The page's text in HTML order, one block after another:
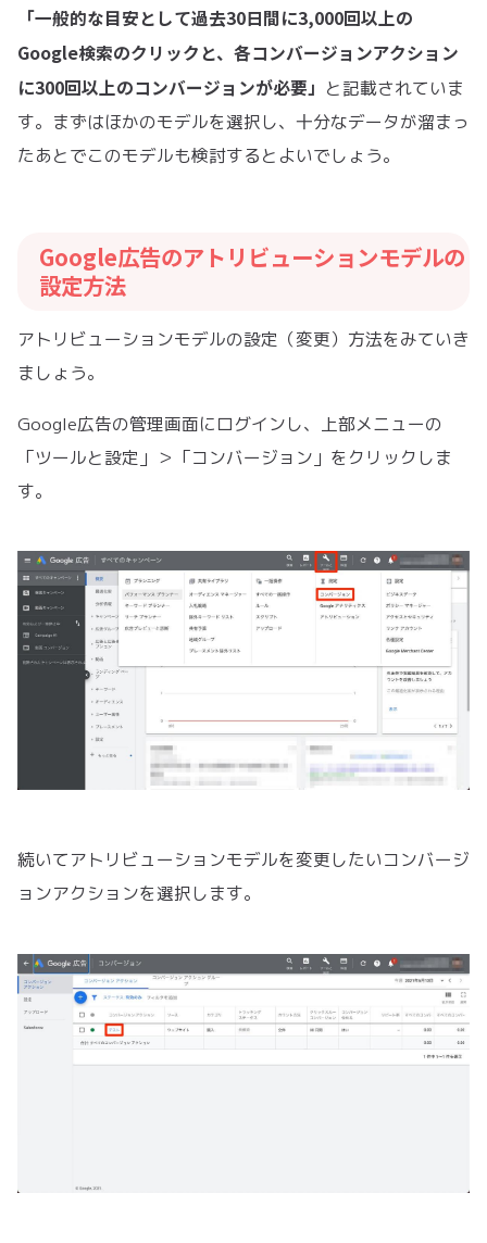
「一般的な目安として過去30日間に3,000回以上の
Google検索のクリックと、各コンバージョンアクション
に300回以上のコンバージョンが必要」 と記載されていま
す。まずはほかのモデルを選択し、十分なデータが溜まっ
たあとでこのモデルも検討するとよいでしょう。
Google広告のアトリビューションモデルの
設定方法
アトリビューションモデルの設定（変更）方法をみていき
ましょう。
Google広告の管理画面にログインし、上部メニューの
「ツールと設定」＞「コンバージョン」をクリックしま
す。
続いてアトリビューションモデルを変更したいコンバージ
ョンアクションを選択します。